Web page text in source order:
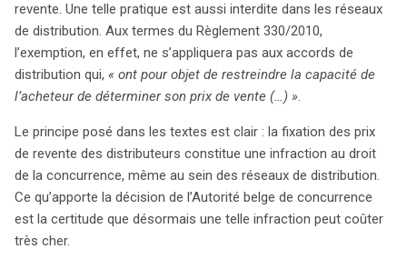
revente. Une telle pratique est aussi interdite dans les réseaux
de distribution. Aux termes du Règlement 330/2010,
l’exemption, en effet, ne s’appliquera pas aux accords de
distribution qui, « ont pour objet de restreindre la capacité de
l’acheteur de déterminer son prix de vente (…) ».
Le principe posé dans les textes est clair : la fixation des prix
de revente des distributeurs constitue une infraction au droit
de la concurrence, même au sein des réseaux de distribution.
Ce qu’apporte la décision de l’Autorité belge de concurrence
est la certitude que désormais une telle infraction peut coûter
très cher.